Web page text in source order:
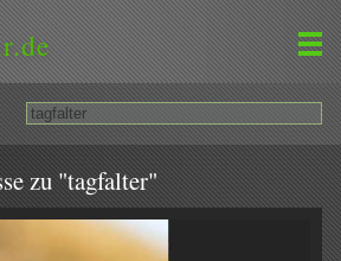
zu "tagfalter"